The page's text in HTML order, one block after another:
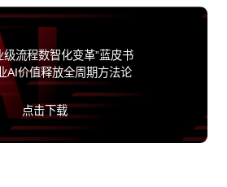
流程数智化变革”蓝皮书
AI价值释放全周期方法论
点击下载